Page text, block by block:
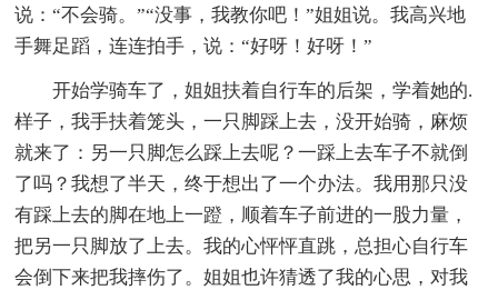
说：“不会骑。”“没事，我教你吧！”姐姐说。我高兴地
手舞足蹈，连连拍手，说：“好呀！好呀！”
开始学骑车了，姐姐扶着自行车的后架，学着她的.
样子，我手扶着笼头，一只脚踩上去，没开始骑，麻烦
就来了：另一只脚怎么踩上去呢？一踩上去车子不就倒
了吗？我想了半天，终于想出了一个办法。我用那只没
有踩上去的脚在地上一蹬，顺着车子前进的一股力量，
把另一只脚放了上去。我的心怦怦直跳，总担心自行车
会倒下来把我摔伤了。姐姐也许猜透了我的心思，对我